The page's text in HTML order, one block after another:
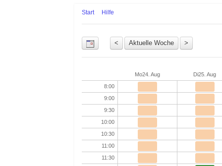
Start Hilfe
Mo24. Aug Di25. Aug
8:00
9:00
9:30
10:00
10:30
11:00
11:30